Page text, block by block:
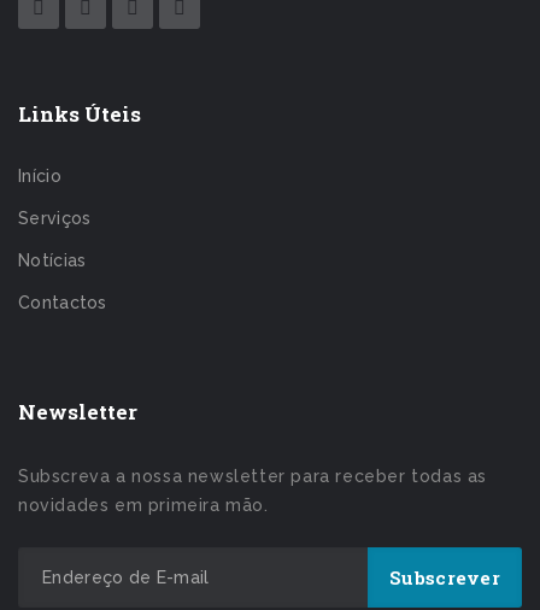
Links Úteis
Início
Serviços
Notícias
Contactos
Newsletter
Subscreva a nossa newsletter para receber todas as
novidades em primeira mão.